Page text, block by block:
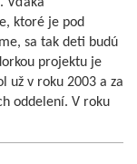
ktoré je pod
sa tak deti budú
projektu je
už v roku 2003 a za
oddelení. V roku